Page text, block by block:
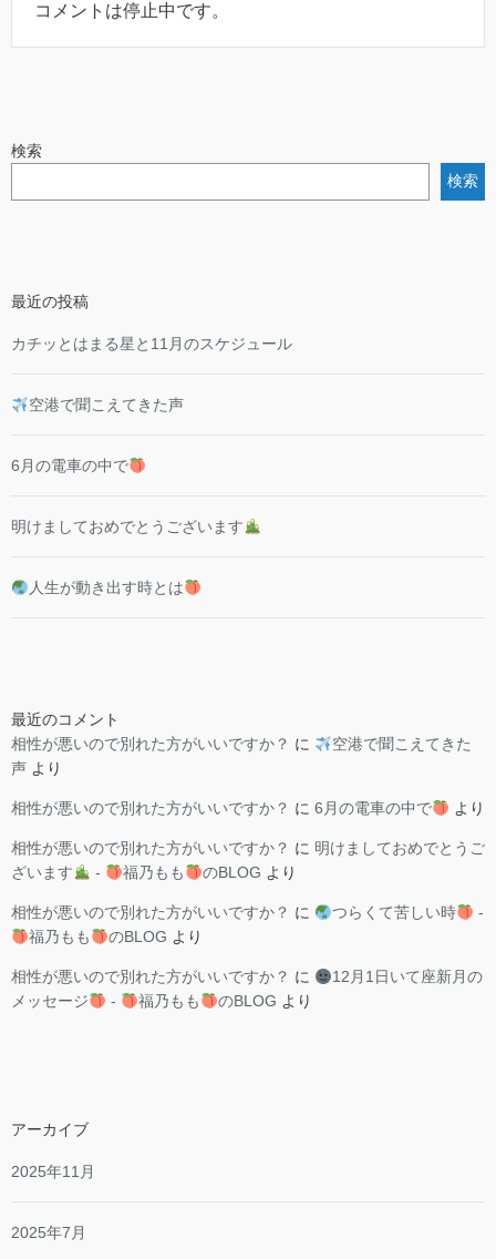
コメントは停止中です。
検索
検索
最近の投稿
カチッとはまる星と11月のスケジュール
空港で聞こえてきた声
6月の電車の中で
明けましておめでとうございます
人生が動き出す時とは
最近のコメント
相性が悪いので別れた方がいいですか？ に
空港で聞こえてきた
声 より
相性が悪いので別れた方がいいですか？ に 6月の電車の中で より
相性が悪いので別れた方がいいですか？ に 明けましておめでとうご
ざいます
- 福乃もも のBLOG より
相性が悪いので別れた方がいいですか？ に つらくて苦しい時
-
福乃もも
のBLOG より
相性が悪いので別れた方がいいですか？ に
12月1日いて座新月の
メッセージ
- 福乃もも のBLOG より
アーカイブ
2025年11月
2025年7月